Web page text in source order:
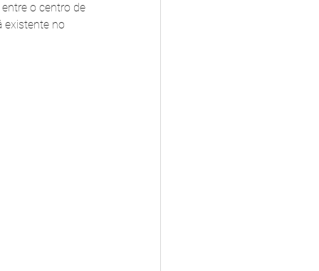
o centro de
existente no